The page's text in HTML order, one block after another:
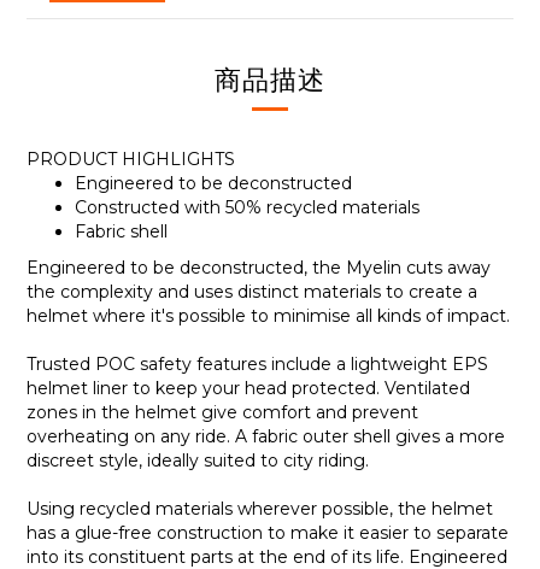
商品描述
PRODUCT HIGHLIGHTS
Engineered to be deconstructed
Constructed with 50% recycled materials
Fabric shell
Engineered to be deconstructed, the Myelin cuts away
the complexity and uses distinct materials to create a
helmet where it's possible to minimise all kinds of impact.
Trusted POC safety features include a lightweight EPS
helmet liner to keep your head protected. Ventilated
zones in the helmet give comfort and prevent
overheating on any ride. A fabric outer shell gives a more
discreet style, ideally suited to city riding.
Using recycled materials wherever possible, the helmet
has a glue-free construction to make it easier to separate
into its constituent parts at the end of its life. Engineered